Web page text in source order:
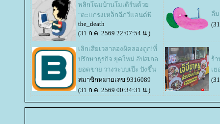
พลิกโฉมบ้านโมเดิร์นด้ว
"ตะแกรงเหล็กฉีกวีแอนด์พี
the_death
(31 ก.ค. 2569 22:07:54 น.)
ลืม
เลิกเสียเวลาลองผิดลองถูก!ที่
ปรึกษาธุรกิจ ยุคใหม่ อัปสเกล
อดขาย วางระบบเป๊ะ ปังขึ้น
สมาชิกหมายเลข 9316089
(31 ก.ค. 2569 00:34:31 น.)
ร้
เย